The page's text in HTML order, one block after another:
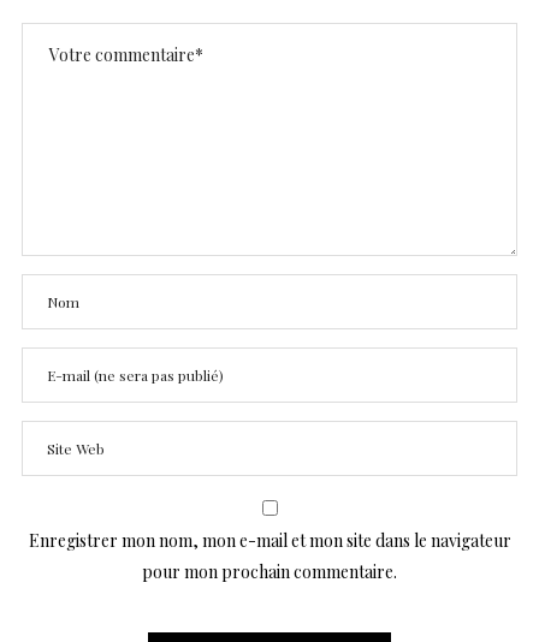
Enregistrer mon nom, mon e-mail et mon site dans le navigateur
pour mon prochain commentaire.